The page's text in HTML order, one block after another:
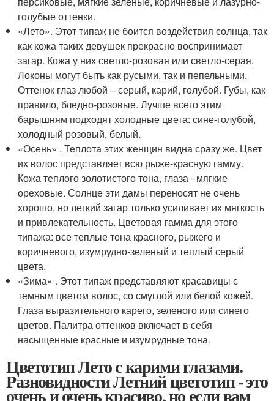
голубые оттенки.
«Лето». Этот типаж не боится воздействия солнца, так
как кожа таких девушек прекрасно воспринимает
загар. Кожа у них светло-розовая или светло-серая.
Локоны могут быть как русыми, так и пепельными.
Оттенок глаз любой – серый, карий, голубой. Губы, как
правило, бледно-розовые. Лучше всего этим
барышням подходят холодные цвета: сине-голубой,
холодный розовый, белый.
«Осень» . Теплота этих женщин видна сразу же. Цвет
их волос представляет всю рыже-красную гамму.
Кожа теплого золотистого тона, глаза - мягкие
ореховые. Солнце эти дамы переносят не очень
хорошо, но легкий загар только усиливает их мягкость
и привлекательность. Цветовая гамма для этого
типажа: все теплые тона красного, рыжего и
коричневого, изумрудно-зеленый и теплый серый
цвета.
«Зима» . Этот типаж представляют красавицы с
темным цветом волос, со смуглой или белой кожей.
Глаза выразительного карего, зеленого или синего
цветов. Палитра оттенков включает в себя
насыщенные красные и изумрудные тона.
Цветотип Лето с карими глазами.
Разновидности Летний цветотип - это
очень и очень красиво, но если вам